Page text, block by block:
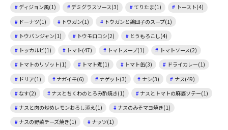
ディジョン風(1)
デミグラスソース(3) てりたま(1)
トースト(4)
ドーナツ(1)
トウガン(1)
トウガンと鶏団子のスープ(1)
トウバンジャン(1)
トウモロコシ(2)
とうもろこし(4)
トッカルビ(1)
トマト(47) トマトスープ(1)
トマトソース(2)
トマトのリゾット(1)
トマト煮(1) トマト缶(3)
ドライカレー(1)
ドリア(1)
ナガイモ(6) ナゲット(3) ナシ(3)
ナス(49)
なす(2)
ナスとちくわのとろみ酢焼き(1)
ナスとトマトの麻婆ソテー(1)
ナスと肉の炒めレモンおろし添え(1)
ナスのみそマヨ焼き(1)
ナスの野菜チーズ焼き(1)
ナッツ(1)